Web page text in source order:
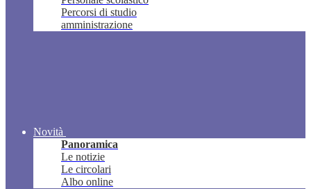
Percorsi di studio
amministrazione
Novità
Panoramica
Le notizie
Le circolari
Albo online